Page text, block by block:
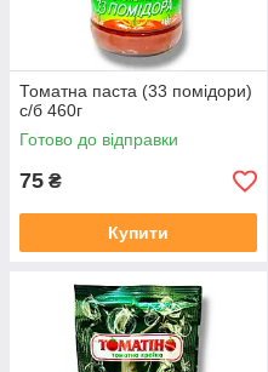
Томатна паста (33 помідори)
с/б 460г
Готово до відправки
75 ₴
Купити